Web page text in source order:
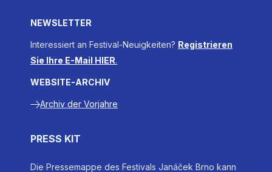
NEWSLETTER
Interessiert an Festival-Neuigkeiten? Registrieren
Sie Ihre E-Mail HIER.
WEBSITE-ARCHIV
Archiv der Vorjahre
PRESS KIT
Die Pressemappe des Festivals Janáček Brno kann